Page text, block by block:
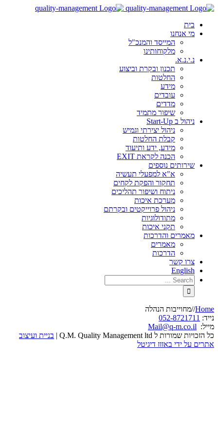
בית
מי אנחנו
המייסד והמנכ"ל
מלקוחותינו
נ.י.נ.א.
תכנון ובקרת וביצוע
החלטות
מידע
עובדים
מדדים
שיפור מתמיד
ניהול ב Start-Up
ניהול יצירתי וגמיש
קבלת החלטות
מידע, ידע ותיעוד
הכנה לקראת EXIT
שירותים נוספים
א"א למפעלי תעשיה
תחקור והפקת לקחים
ניתוח ושיפור תהליכים
מערכת איכות
ניהול פרוייקטים ובקרתם
מתודולוגיות
תקני איכות
מאמרים והדרכות
מאמרים
הדרכות
צרו קשר
English
Home
/
/מחוייבות הנהלה
נייד: 052-8721711
מייל: Mail@q-m.co.il
כל הזכויות שמורות ל Q.M. Quality Management ltd |
בניית ועיצוב
אתרים על ידי באזזז דיגיטל